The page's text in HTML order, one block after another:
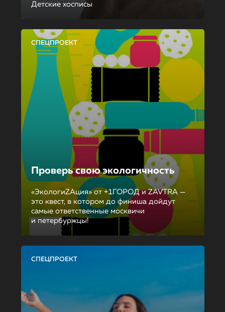
Детские хосписы
СПЕЦПРОЕКТ
Проверь свою экологичность
«ЭкологиZAция» от +1ГОРОД и ZAVTRA —
это квест, в котором до финиша дойдут
самые ответственные москвичи
и петербуржцы!
СПЕЦПРОЕКТ